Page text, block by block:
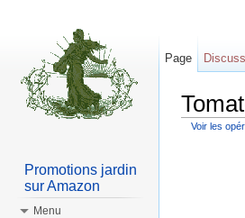
Voir les
Page
Promotions jardin
sur Amazon
Menu